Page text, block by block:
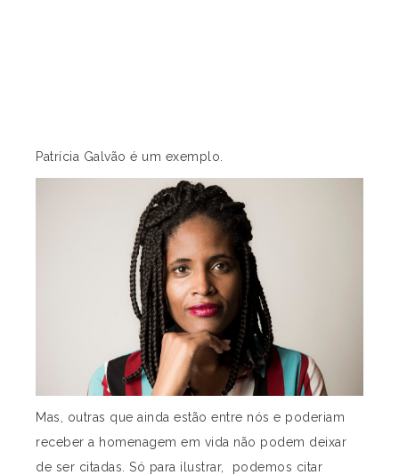
Patrícia Galvão é um exemplo.
Mas, outras que ainda estão entre nós e poderiam
receber a homenagem em vida não podem deixar
de ser citadas. Só para ilustrar, podemos citar